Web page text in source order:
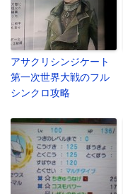
アサクリシンジケート
第一次世界大戦のフル
シンクロ攻略